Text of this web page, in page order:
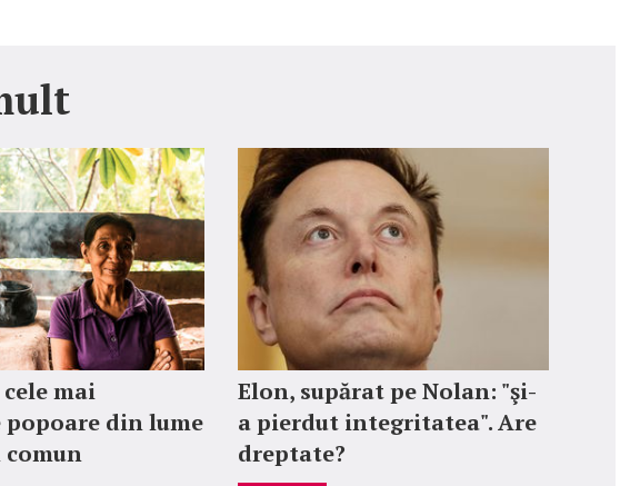
mai
din lume
comun
Elon, supărat pe Nolan: "şi-
a pierdut integritatea". Are
dreptate?